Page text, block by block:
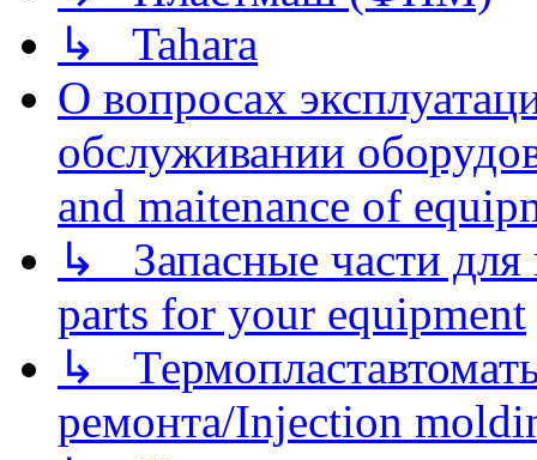
↳ Tahara
О вопросах
обслуживании
and maitenance of
↳ Запасные части для
parts for your equipment
↳
ремонта/Injection